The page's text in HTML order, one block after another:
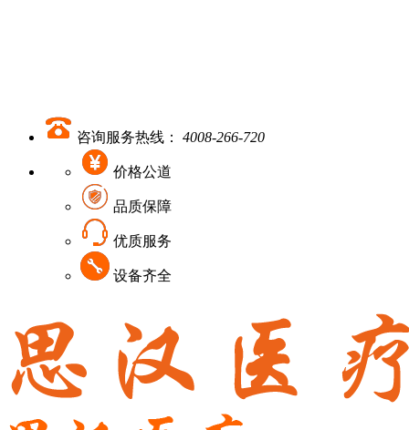
咨询服务热线： 4008-266-720
价格公道
品质保障
优质服务
设备齐全